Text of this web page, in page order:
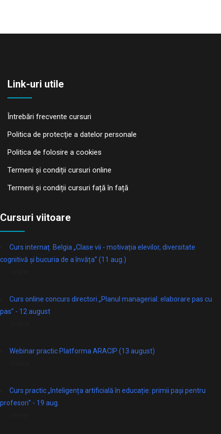
Link-uri utile
Întrebări frecvente cursuri
Politica de protecţie a datelor personale
Politica de folosire a cookies
Termeni și condiții cursuri online
Termeni și condiții cursuri față în față
Cursuri viitoare
Curs internaț. Belgia „Clase vii - motivația elevilor, diversitate
cognitivă și bucuria de a învăța” (11 aug.)
Curs online concurs directori „Planul managerial: elaborare pas cu
pas” - 12 august
Webinar practic Platforma ARACIP (13 august)
Curs practic „Inteligența artificială în educație: primii pași pentru
profesori” - 19 aug.